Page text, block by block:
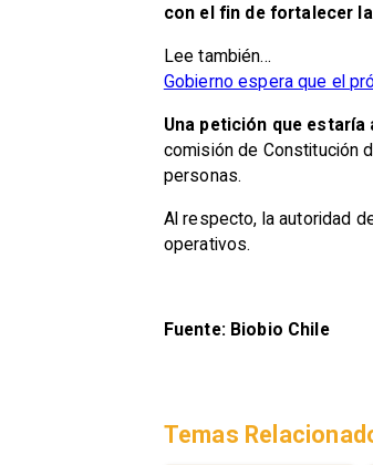
con el fin de fortalecer
Lee también...
Gobierno espera que el
Una petición que
comisión de Constitución
personas.
Al respecto, la autoridad
operativos.
Fuente: Biobio Chile
Temas